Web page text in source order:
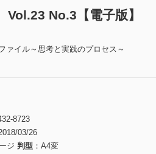
No.3【電子版】
ァイル～思考と実践のプロセス～
8723
03/26
ジ 判型
A4変